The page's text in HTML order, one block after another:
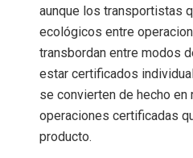
aunque los transportistas
ecológicos entre
transbordan entre modos
estar certificados
se convierten de hecho
operaciones certificadas
producto.